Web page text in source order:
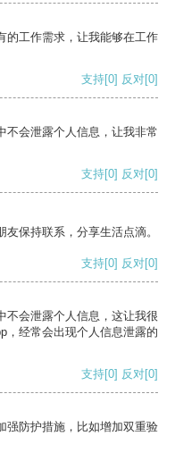
的工作需求，让我能够在工作
支持[0] 反对[0]
不会泄露个人信息，让我非常
支持[0] 反对[0]
保持联系，分享生活点滴。
支持[0] 反对[0]
不会泄露个人信息，这让我很
，经常会出现个人信息泄露的
支持[0] 反对[0]
强防护措施，比如增加双重验